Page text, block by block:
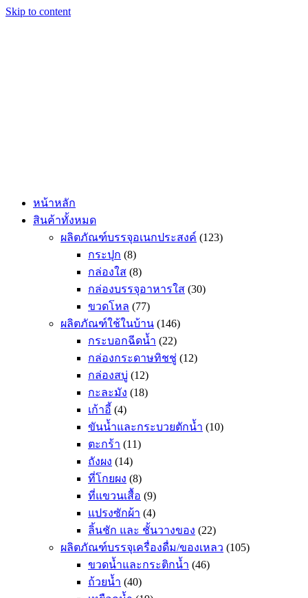
Skip to content
หน้าหลัก
สินค้าทั้งหมด
ผลิตภัณฑ์บรรจุอเนกประสงค์ (123)
กระปุก (8)
กล่องใส (8)
กล่องบรรจุอาหารใส (30)
ขวดโหล (77)
ผลิตภัณฑ์ใช้ในบ้าน (146)
กระบอกฉีดน้ำ (22)
กล่องกระดาษทิชชู่ (12)
กล่องสบู่ (12)
กะละมัง (18)
เก้าอี้ (4)
ขันน้ำและกระบวยตักน้ำ (10)
ตะกร้า (11)
ถังผง (14)
ที่โกยผง (8)
ที่แขวนเสื้อ (9)
แปรงซักผ้า (4)
ลิ้นชัก และ ชั้นวางของ (22)
ผลิตภัณฑ์บรรจุเครื่องดื่ม/ของเหลว (105)
ขวดน้ำและกระติกน้ำ (46)
ถ้วยน้ำ (40)